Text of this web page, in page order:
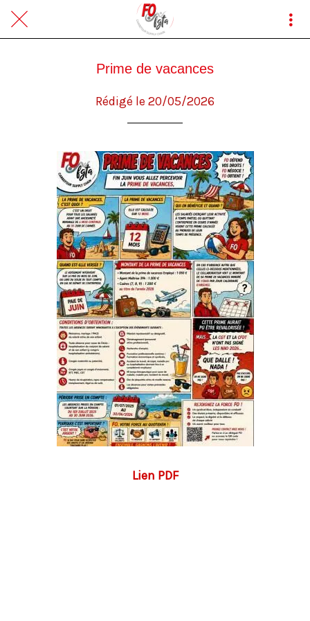
Prime de vacances
Rédigé le 20/05/2026
Lien PDF